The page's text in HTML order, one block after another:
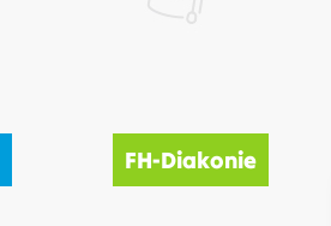
FH-Diakonie